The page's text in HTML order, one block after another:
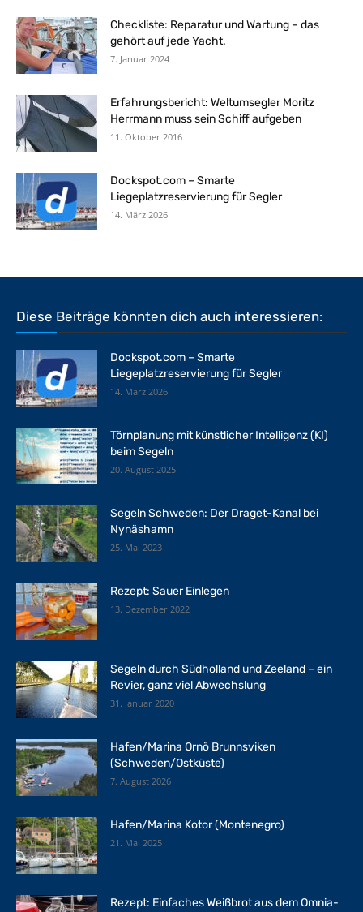
Checkliste: Reparatur und Wartung – das
gehört auf jede Yacht.
7. Januar 2024
Erfahrungsbericht: Weltumsegler Moritz
Herrmann muss sein Schiff aufgeben
11. Oktober 2016
Dockspot.com – Smarte
Liegeplatzreservierung für Segler
14. März 2026
Diese Beiträge könnten dich auch interessieren:
Dockspot.com – Smarte
Liegeplatzreservierung für Segler
14. März 2026
Törnplanung mit künstlicher Intelligenz (KI)
beim Segeln
20. August 2025
Segeln Schweden: Der Draget-Kanal bei
Nynäshamn
25. Mai 2023
Rezept: Sauer Einlegen
13. Dezember 2022
Segeln durch Südholland und Zeeland – ein
Revier, ganz viel Abwechslung
31. Januar 2020
Hafen/Marina Ornö Brunnsviken
(Schweden/Ostküste)
7. August 2026
Hafen/Marina Kotor (Montenegro)
21. Mai 2025
Rezept: Einfaches Weißbrot aus dem Omnia-